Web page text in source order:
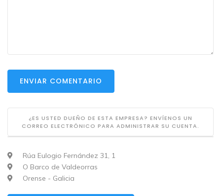
ENVIAR COMENTARIO
¿ES USTED DUEÑO DE ESTA EMPRESA? ENVÍENOS UN
CORREO ELECTRÓNICO PARA ADMINISTRAR SU CUENTA.
Rúa Eulogio Fernández 31, 1
O Barco de Valdeorras
Orense - Galicia